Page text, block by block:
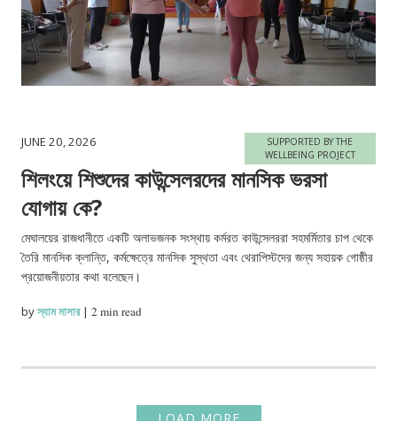
JUNE 20, 2026
SUPPORTED BY THE
WELLBEING PROJECT
শিলংয়ে শিশুদের কাউন্সেলরদের মানসিক ভরসা
যোগায় কে?
মেঘালয়ের রাজধানীতে একটি অলাভজনক সংস্থায় কর্মরত কাউন্সেলররা সহমর্মিতার চাপ থেকে
তৈরি মানসিক ক্লান্তি, কর্মক্ষেত্রে মানসিক সুস্থতা এবং থেরাপিস্টদের জন্য সহায়ক গোষ্ঠীর
প্রয়োজনীয়তার কথা বলেছেন।
byস্যাম মাসার |2 min read
LOAD MORE